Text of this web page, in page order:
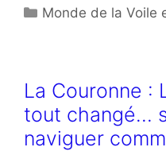
Catégories
Monde de la Voile
La Couronne :
tout changé…
naviguer